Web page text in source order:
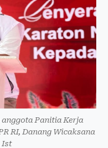
Panitia Kerja
RI, Danang Wicaksana
Ist